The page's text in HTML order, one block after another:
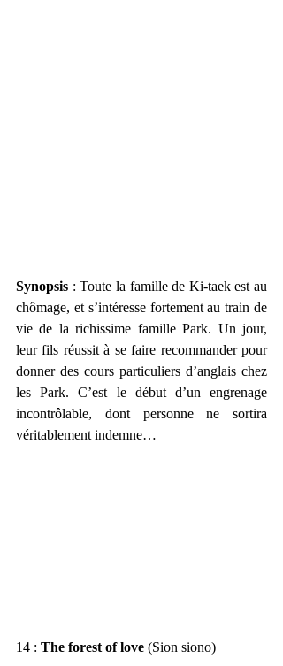
Synopsis : Toute la famille de Ki-taek est au
chômage, et s’intéresse fortement au train de
vie de la richissime famille Park. Un jour,
leur fils réussit à se faire recommander pour
donner des cours particuliers d’anglais chez
les Park. C’est le début d’un engrenage
incontrôlable, dont personne ne sortira
véritablement indemne…
14 : The forest of love (Sion siono)